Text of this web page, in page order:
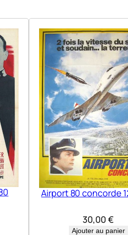
Airport 80 concorde
30,00 €
Ajouter au panier